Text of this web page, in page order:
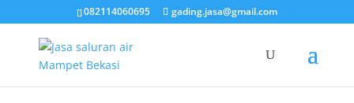
082114060695 gading.jasa@gmail.com